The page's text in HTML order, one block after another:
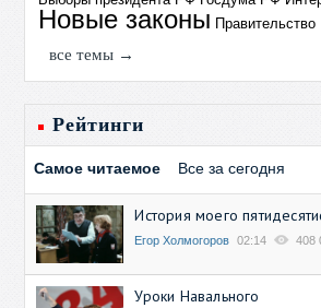
Новые законы Правительство
все темы →
Рейтинги
Самое читаемое Все за сегодня
История моего
Егор Холмогоров 02:14 408
Уроки Навального